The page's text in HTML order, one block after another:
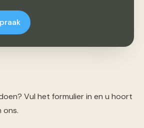
Vul het formulier in en u hoort
ons.